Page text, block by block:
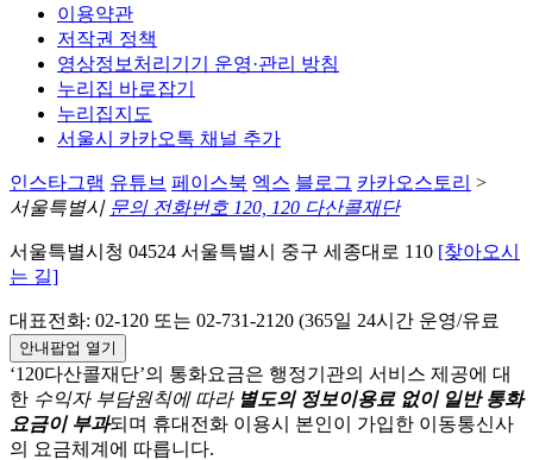
이용약관
저작권 정책
영상정보처리기기 운영·관리 방침
누리집 바로잡기
누리집지도
서울시 카카오톡 채널 추가
인스타그램 유튜브 페이스북 엑스 블로그 카카오스토리 >
서울특별시 문의 전화번호 120, 120 다산콜재단
서울특별시청 04524 서울특별시 중구 세종대로 110 [찾아오시
는 길]
대표전화: 02-120 또는 02-731-2120 (365일 24시간 운영/유료
안내팝업 열기
‘120다산콜재단’의 통화요금은 행정기관의 서비스 제공에 대
한 수익자 부담원칙에 따라 별도의 정보이용료 없이 일반 통화
요금이 부과되며 휴대전화 이용시 본인이 가입한 이동통신사
의 요금체계에 따릅니다.